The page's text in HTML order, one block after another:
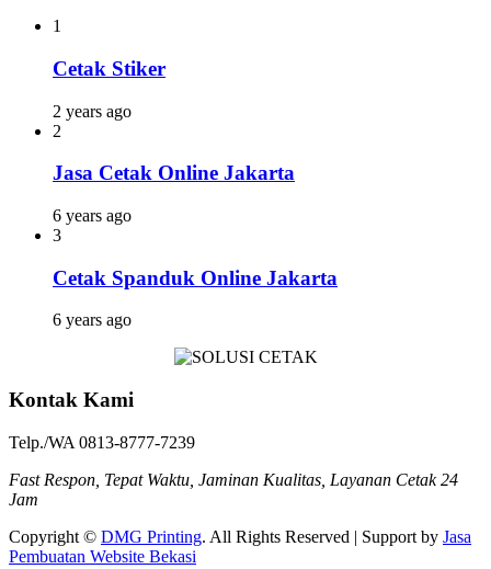
1
Cetak Stiker
2 years ago
2
Jasa Cetak Online Jakarta
6 years ago
3
Cetak Spanduk Online Jakarta
6 years ago
Kontak Kami
Telp./WA 0813-8777-7239
Fast Respon, Tepat Waktu, Jaminan Kualitas, Layanan Cetak 24
Jam
Copyright © DMG Printing. All Rights Reserved | Support by Jasa
Pembuatan Website Bekasi